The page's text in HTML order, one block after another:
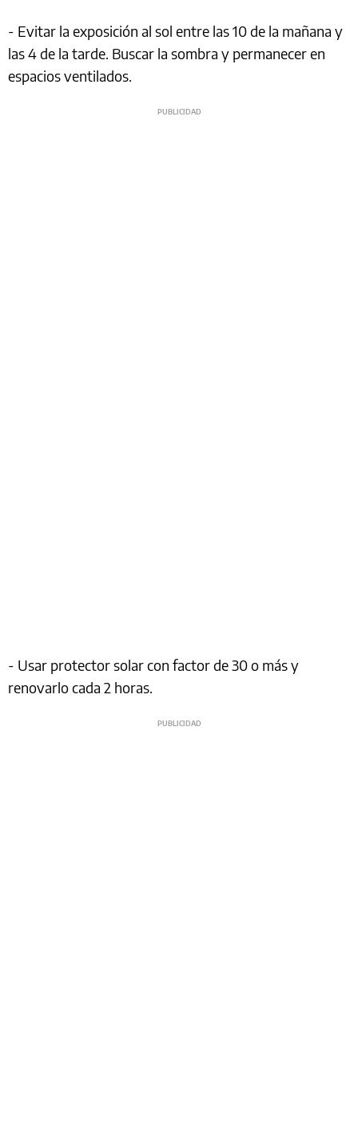
- Evitar la exposición al sol entre las 10 de la mañana y
las 4 de la tarde. Buscar la sombra y permanecer en
espacios ventilados.
- Usar protector solar con factor de 30 o más y
renovarlo cada 2 horas.